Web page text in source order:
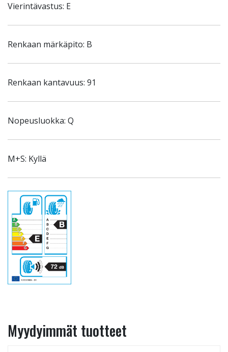
Vierintävastus: E
Renkaan märkäpito: B
Renkaan kantavuus: 91
Nopeusluokka: Q
M+S: Kyllä
Myydyimmät tuotteet